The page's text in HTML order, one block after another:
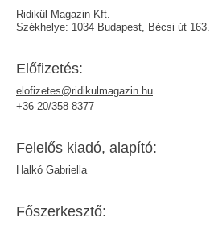
Ridikül Magazin Kft.
Székhelye: 1034 Budapest, Bécsi út 163.
Elő­fizetés:
elofizetes@ridikulmagazin.hu
+36-20/358-8377
Felelős kiadó, alapító:
Halkó Gabriella
Főszer­kesztő: